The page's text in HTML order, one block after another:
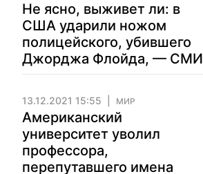
Не ясно, выживет ли: в
США ударили ножом
полицейского, убившего
Джорджа Флойда, — СМИ
13.12.2021 15:55 МИР
Американский
университет уволил
профессора,
перепутавшего имена